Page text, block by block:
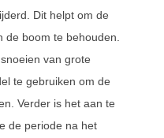
Dit helpt om de
boom te behouden.
van grote
te gebruiken om de
Verder is het aan te
de periode na het